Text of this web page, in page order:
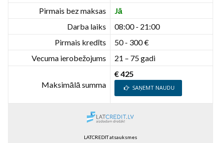
Pirmais bez maksas
Jā
Darba laiks
08:00 - 21:00
Pirmais kredīts
50 - 300 €
Vecuma ierobežojums
21 – 75 gadi
Maksimālā summa
€ 425
SAŅEMT NAUDU
LATCREDIT atsauksmes